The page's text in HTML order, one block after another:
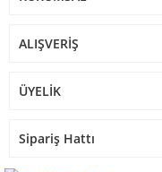
ALIŞVERİŞ
ÜYELİK
Sipariş Hattı